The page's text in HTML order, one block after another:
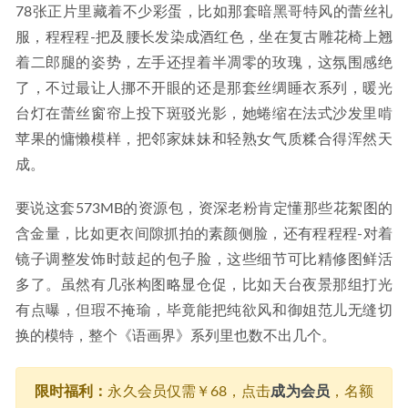
78张正片里藏着不少彩蛋，比如那套暗黑哥特风的蕾丝礼
服，程程程-把及腰长发染成酒红色，坐在复古雕花椅上翘
着二郎腿的姿势，左手还捏着半凋零的玫瑰，这氛围感绝
了，不过最让人挪不开眼的还是那套丝绸睡衣系列，暖光
台灯在蕾丝窗帘上投下斑驳光影，她蜷缩在法式沙发里啃
苹果的慵懒模样，把邻家妹妹和轻熟女气质糅合得浑然天
成。
要说这套573MB的资源包，资深老粉肯定懂那些花絮图的
含金量，比如更衣间隙抓拍的素颜侧脸，还有程程程-对着
镜子调整发饰时鼓起的包子脸，这些细节可比精修图鲜活
多了。虽然有几张构图略显仓促，比如天台夜景那组打光
有点曝，但瑕不掩瑜，毕竟能把纯欲风和御姐范儿无缝切
换的模特，整个《语画界》系列里也数不出几个。
限时福利： 永久会员仅需￥68，点击成为会员 ，名额